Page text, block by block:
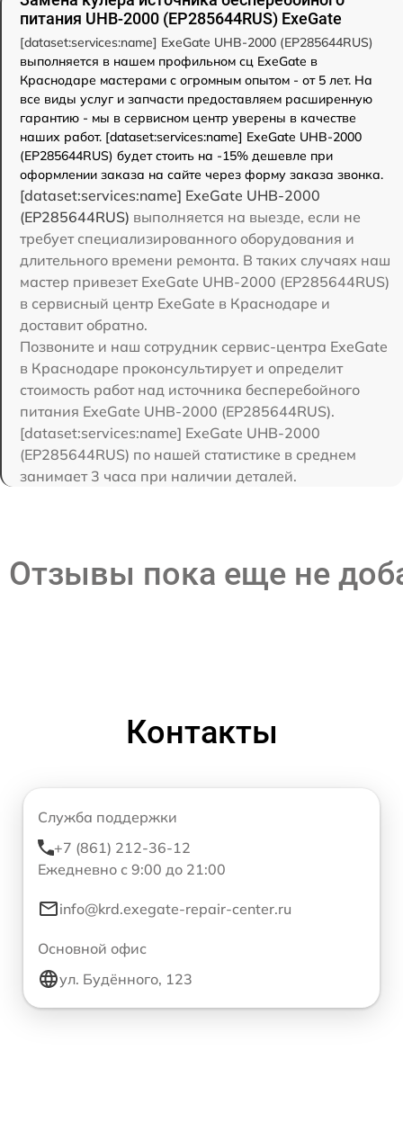
питания UHB-2000 (EP285644RUS) ExeGate
[dataset:services:name] ExeGate UHB-2000 (EP285644RUS)
выполняется в нашем профильном сц ExeGate в
Краснодаре мастерами с огромным опытом - от 5 лет. На
все виды услуг и запчасти предоставляем расширенную
гарантию - мы в сервисном центр уверены в качестве
наших работ. [dataset:services:name] ExeGate UHB-2000
(EP285644RUS) будет стоить на -15% дешевле при
оформлении заказа на сайте через форму заказа звонка.
[dataset:services:name] ExeGate UHB-2000
(EP285644RUS) выполняется на выезде, если не
требует специализированного оборудования и
длительного времени ремонта. В таких случаях наш
мастер привезет ExeGate UHB-2000 (EP285644RUS)
в сервисный центр ExeGate в Краснодаре и
доставит обратно.
Позвоните и наш сотрудник сервис-центра ExeGate
в Краснодаре проконсультирует и определит
стоимость работ над источника бесперебойного
питания ExeGate UHB-2000 (EP285644RUS).
[dataset:services:name] ExeGate UHB-2000
(EP285644RUS) по нашей статистике в среднем
занимает 3 часа при наличии деталей.
Отзывы пока еще не
Контакты
Служба поддержки
+7 (861) 212-36-12
Ежедневно с 9:00 до 21:00
info@krd.exegate-repair-center.ru
Основной офис
ул. Будённого, 123